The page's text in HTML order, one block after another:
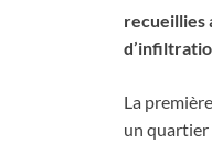
recueillies
La
un quartier